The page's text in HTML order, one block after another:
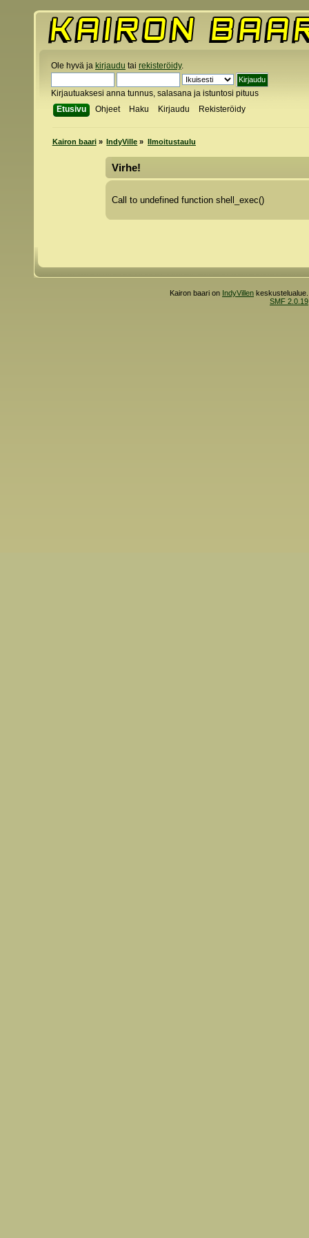
Ole hyvä ja kirjaudu tai rekisteröidy.
Kirjautuaksesi anna tunnus, salasana ja istuntosi pituus
Etusivu
Ohjeet Haku Kirjaudu Rekisteröidy
Kairon baari» IndyVille » Ilmoitustaulu
Virhe!
Call to undefined function shell_exec()
Kairon baari on IndyVillen
SMF 2.0.19